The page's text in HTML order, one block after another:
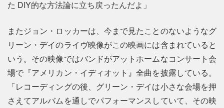
た DIY的な方法論に立ち戻ったんだよ」
またジョン・ロッカーは、今まで見たことのないようなグ
リーン・デイのライヴ映像がこの映画には含まれていると
いう。その映像ではバンドがアットホームなコンサート会
場で『アメリカン・イディオット』全曲を披露している。
「レコーディングの後、グリーン・デイは小さな会場を押
さえてアルバムを通しでパフォーマンスしていて、その映